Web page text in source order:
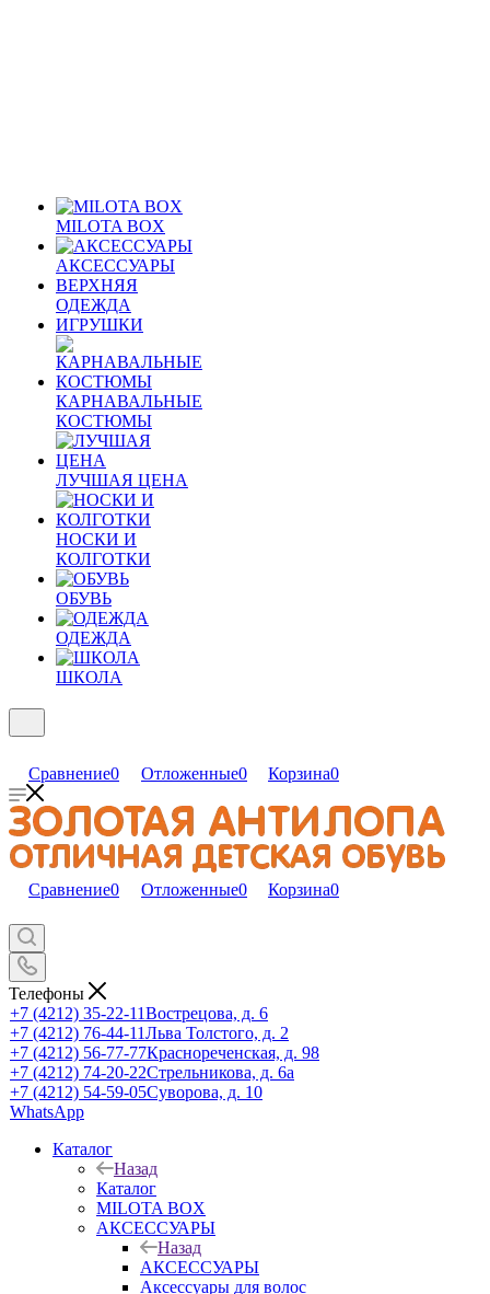
MILOTA BOX
АКСЕССУАРЫ
ВЕРХНЯЯ
ОДЕЖДА
ИГРУШКИ
КАРНАВАЛЬНЫЕ
КОСТЮМЫ
ЛУЧШАЯ ЦЕНА
НОСКИ И
КОЛГОТКИ
ОБУВЬ
ОДЕЖДА
ШКОЛА
Сравнение0 Отложенные0 Корзина0
Сравнение0 Отложенные0 Корзина0
Телефоны
+7 (4212) 35-22-11Вострецова, д. 6
+7 (4212) 76-44-11Льва Толстого, д. 2
+7 (4212) 56-77-77Краснореченская, д. 98
+7 (4212) 74-20-22Стрельникова, д. 6а
+7 (4212) 54-59-05Суворова, д. 10
WhatsApp
Каталог
Назад
Каталог
MILOTA BOX
АКСЕССУАРЫ
Назад
АКСЕССУАРЫ
Аксессуары для волос